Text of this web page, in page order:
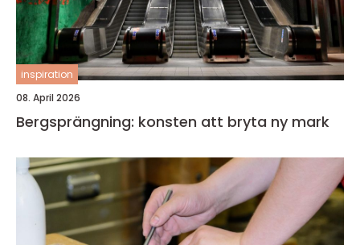
inspiration
08. April 2026
Bergsprängning: konsten att bryta ny mark